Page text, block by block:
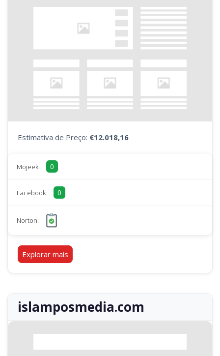
Estimativa de Preço: €12.018,16
Mojeek: 0
Facebook: 0
Norton:
Explorar mais
islamposmedia.com